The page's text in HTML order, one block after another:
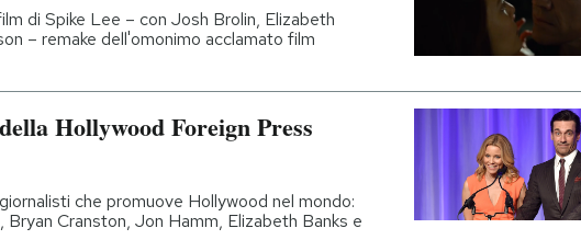
di Spike Lee – con Josh Brolin, Elizabeth
– remake dell'omonimo acclamato film
Hollywood Foreign Press
che promuove Hollywood nel mondo:
Bryan Cranston, Jon Hamm, Elizabeth Banks e